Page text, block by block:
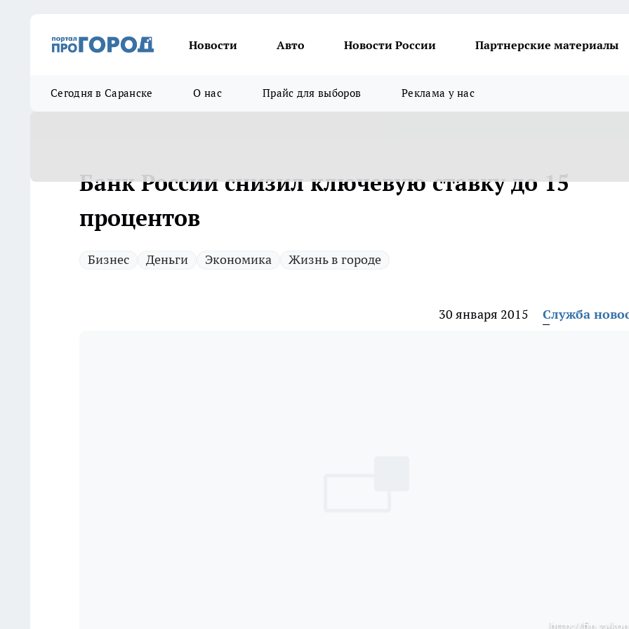
Новости Авто Новости России Партнерские материалы
Сегодня в Саранске О нас Прайс для выборов Реклама у нас
Банк России снизил ключевую ставку до 15
процентов
Бизнес Деньги Экономика Жизнь в городе
30 января 2015 Служба
http://